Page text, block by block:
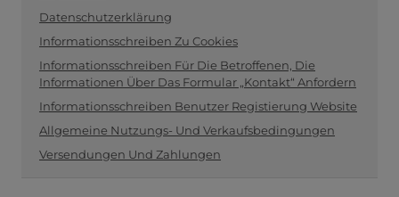
Datenschutzerklärung
Informationsschreiben Zu Cookies
Informationsschreiben Für Die Betroffenen, Die
Informationen Über Das Formular „Kontakt“ Anfordern
Informationsschreiben Benutzer Registierung Website
Allgemeine Nutzungs- Und Verkaufsbedingungen
Versendungen Und Zahlungen